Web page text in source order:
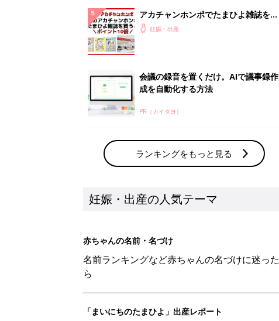
アカチャンホンポでたまひよ雑誌を買
うとポイント10倍【期間限定】
妊娠・出産
会議の録音を置くだけ。AIで議事録作
成を自動化する方法
PR（カイタヨ）
ランキングをもっと見る
妊娠・出産の人気テーマ
赤ちゃんの名前・名づけ
名前ランキングなど赤ちゃんの名づけに迷った
ら
「まいにちのたまひよ」出産レポート